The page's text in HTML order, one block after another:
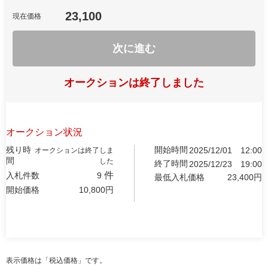
現在価格 23,100
次に進む
オークションは終了しました
オークション状況
残り時
間
オークションは終了しま
した
入札件数 9 件
開始価格 10,800円
開始時間 2025/12/01
12:00
終了時間 2025/12/23
19:00
最低入札価格
23,400円
表示価格は「税込価格」です。